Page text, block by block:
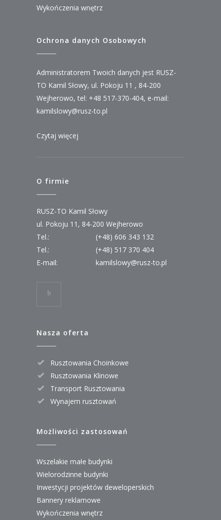
Wykończenia wnętrz
Ochrona danych Osobowych
Administratorem Twoich danych jest RUSZ-
TO Kamil Słowy, ul. Pokoju 11 , 84-200
Wejherowo, tel: +48 517-370-404, e-mail:
kamilslowy@rusz-to.pl
Czytaj więcej
O firmie
RUSZ-TO Kamil Słowy
ul. Pokoju 11, 84-200 Wejherowo
Tel.:
(+48) 606 343 132
Tel.:
(+48) 517 370 404
E-mail:
kamilslowy@rusz-to.pl
Nasza oferta
Rusztowania Choinkowe
Rusztowania Klinowe
Transport Rusztowania
Wynajem rusztowań
Możliwości zastosowań
Wszelakie małe budynki
Wielorodzinne budynki
Inwestycji projektów deweloperskich
Bannery reklamowe
Wykończenia wnętrz